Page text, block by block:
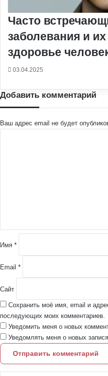
Часто
заболевания и
здоровье
03.04.2025
Добавить комментарий
Ваш адрес email не будет
и
йИмя *
Email *
Сайт
Сохранить моё имя, email и
последующих моих комментариев.
Уведомить меня о новых
Уведомлять меня о новых